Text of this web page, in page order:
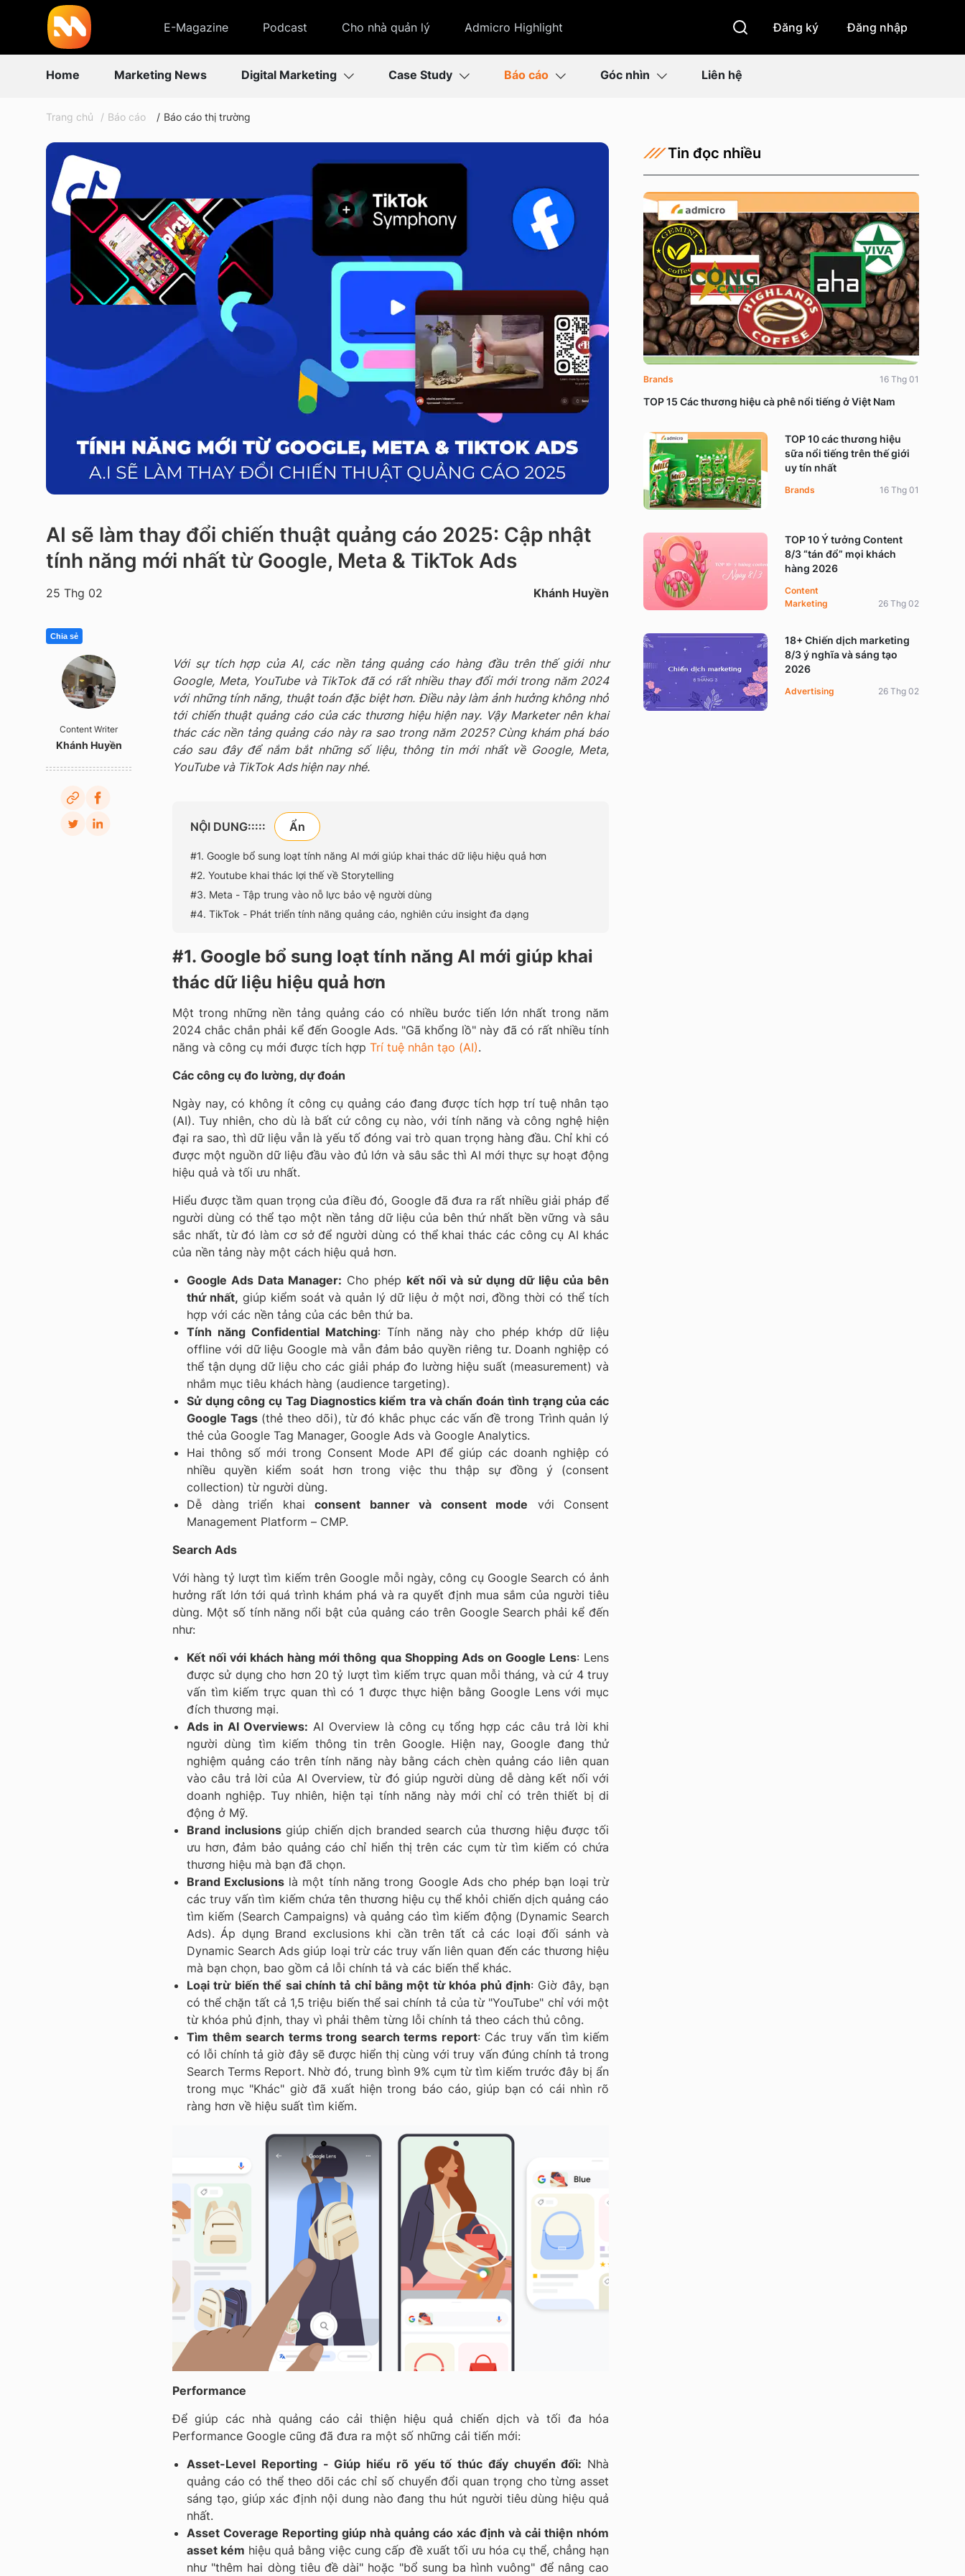
E-Magazine Podcast Cho nhà quản lý Admicro Highlight Đăng ký Đăng nhập
Home Marketing News Digital Marketing Case Study Báo cáo Góc nhìn Liên hệ
Trang chủ Báo cáo Báo cáo thị trường
AI sẽ làm thay đổi chiến thuật quảng cáo 2025: Cập nhật
tính năng mới nhất từ Google, Meta & TikTok Ads
Khánh Huyền
25 Thg 02
Chia sẻ
Content Writer
Khánh Huyền
Với sự tích hợp của AI, các nền tảng quảng cáo hàng đầu trên thế giới như
Google, Meta, YouTube và TikTok đã có rất nhiều thay đổi mới trong năm 2024
với những tính năng, thuật toán đặc biệt hơn. Điều này làm ảnh hưởng không nhỏ
tới chiến thuật quảng cáo của các thương hiệu hiện nay. Vậy Marketer nên khai
thác các nền tảng quảng cáo này ra sao trong năm 2025? Cùng khám phá báo
cáo sau đây để nắm bắt những số liệu, thông tin mới nhất về Google, Meta,
YouTube và TikTok Ads hiện nay nhé.
NỘI DUNG:::::
#1. Google bổ sung loạt tính năng AI mới giúp khai thác dữ liệu hiệu quả hơn
#2. Youtube khai thác lợi thế về Storytelling
#3. Meta - Tập trung vào nỗ lực bảo vệ người dùng
#4. TikTok - Phát triển tính năng quảng cáo, nghiên cứu insight đa dạng
#1. Google bổ sung loạt tính năng AI mới giúp khai
thác dữ liệu hiệu quả hơn
Một trong những nền tảng quảng cáo có nhiều bước tiến lớn nhất trong năm
2024 chắc chắn phải kể đến Google Ads. "Gã khổng lồ" này đã có rất nhiều tính
năng và công cụ mới được tích hợp Trí tuệ nhân tạo (AI).
Các công cụ đo lường, dự đoán
Ngày nay, có không ít công cụ quảng cáo đang được tích hợp trí tuệ nhân tạo
(AI). Tuy nhiên, cho dù là bất cứ công cụ nào, với tính năng và công nghệ hiện
đại ra sao, thì dữ liệu vẫn là yếu tố đóng vai trò quan trọng hàng đầu. Chỉ khi có
được một nguồn dữ liệu đầu vào đủ lớn và sâu sắc thì AI mới thực sự hoạt động
hiệu quả và tối ưu nhất.
Hiểu được tầm quan trọng của điều đó, Google đã đưa ra rất nhiều giải pháp để
người dùng có thể tạo một nền tảng dữ liệu của bên thứ nhất bền vững và sâu
sắc nhất, từ đó làm cơ sở để người dùng có thể khai thác các công cụ AI khác
của nền tảng này một cách hiệu quả hơn.
Google Ads Data Manager: Cho phép kết nối và sử dụng dữ liệu của bên
thứ nhất, giúp kiểm soát và quản lý dữ liệu ở một nơi, đồng thời có thể tích
hợp với các nền tảng của các bên thứ ba.
Tính năng Confidential Matching: Tính năng này cho phép khớp dữ liệu
offline với dữ liệu Google mà vẫn đảm bảo quyền riêng tư. Doanh nghiệp có
thể tận dụng dữ liệu cho các giải pháp đo lường hiệu suất (measurement) và
nhắm mục tiêu khách hàng (audience targeting).
Sử dụng công cụ Tag Diagnostics kiểm tra và chẩn đoán tình trạng của các
Google Tags(thẻ theo dõi), từ đó khắc phục các vấn đề trong Trình quản lý
thẻ của Google Tag Manager, Google Ads và Google Analytics.
Hai thông số mới trong Consent Mode API để giúp các doanh nghiệp có
nhiều quyền kiểm soát hơn trong việc thu thập sự đồng ý (consent
collection) từ người dùng.
Dễ dàng triển khai consent banner và consent mode với Consent
Management Platform – CMP.
Search Ads
Với hàng tỷ lượt tìm kiếm trên Google mỗi ngày, công cụ Google Search có ảnh
hưởng rất lớn tới quá trình khám phá và ra quyết định mua sắm của người tiêu
dùng. Một số tính năng nổi bật của quảng cáo trên Google Search phải kể đến
như:
Kết nối với khách hàng mới thông qua Shopping Ads on Google Lens: Lens
được sử dụng cho hơn 20 tỷ lượt tìm kiếm trực quan mỗi tháng, và cứ 4 truy
vấn tìm kiếm trực quan thì có 1 được thực hiện bằng Google Lens với mục
đích thương mại.
Ads in AI Overviews: AI Overview là công cụ tổng hợp các câu trả lời khi
người dùng tìm kiếm thông tin trên Google. Hiện nay, Google đang thử
nghiệm quảng cáo trên tính năng này bằng cách chèn quảng cáo liên quan
vào câu trả lời của AI Overview, từ đó giúp người dùng dễ dàng kết nối với
doanh nghiệp. Tuy nhiên, hiện tại tính năng này mới chỉ có trên thiết bị di
động ở Mỹ.
Brand inclusionsgiúp chiến dịch branded search của thương hiệu được tối
ưu hơn, đảm bảo quảng cáo chỉ hiển thị trên các cụm từ tìm kiếm có chứa
thương hiệu mà bạn đã chọn.
Brand Exclusions là một tính năng trong Google Ads cho phép bạn loại trừ
các truy vấn tìm kiếm chứa tên thương hiệu cụ thể khỏi chiến dịch quảng cáo
tìm kiếm (Search Campaigns) và quảng cáo tìm kiếm động (Dynamic Search
Ads). Áp dụng Brand exclusions khi cần trên tất cả các loại đối sánh và
Dynamic Search Ads giúp loại trừ các truy vấn liên quan đến các thương hiệu
mà bạn chọn, bao gồm cả lỗi chính tả và các biến thể khác.
Loại trừ biến thể sai chính tả chỉ bằng một từ khóa phủ định: Giờ đây, bạn
có thể chặn tất cả 1,5 triệu biến thể sai chính tả của từ "YouTube" chỉ với một
từ khóa phủ định, thay vì phải thêm từng lỗi chính tả theo cách thủ công.
Tìm thêm search terms trong search terms report: Các truy vấn tìm kiếm
có lỗi chính tả giờ đây sẽ được hiển thị cùng với truy vấn đúng chính tả trong
Search Terms Report. Nhờ đó, trung bình 9% cụm từ tìm kiếm trước đây bị ẩn
trong mục "Khác" giờ đã xuất hiện trong báo cáo, giúp bạn có cái nhìn rõ
ràng hơn về hiệu suất tìm kiếm.
Performance
Để giúp các nhà quảng cáo cải thiện hiệu quả chiến dịch và tối đa hóa
Performance Google cũng đã đưa ra một số những cải tiến mới:
Asset-Level Reporting - Giúp hiểu rõ yếu tố thúc đẩy chuyển đối: Nhà
quảng cáo có thể theo dõi các chỉ số chuyển đổi quan trọng cho từng asset
sáng tạo, giúp xác định nội dung nào đang thu hút người tiêu dùng hiệu quả
nhất.
Asset Coverage Reporting giúp nhà quảng cáo xác định và cải thiện nhóm
asset kém hiệu quả bằng việc cung cấp đề xuất tối ưu hóa cụ thể, chẳng hạn
như "thêm hai dòng tiêu đề dài" hoặc "bổ sung ba hình vuông" để nâng cao
Tin đọc nhiều
TOP 15 Các thương hiệu cà phê nổi tiếng ở Việt Nam
Brands 16 Thg 01
TOP 10 các thương hiệu
sữa nổi tiếng trên thế giới
uy tín nhất
Brands 16 Thg 01
TOP 10 Ý tưởng Content
8/3 “tán đổ” mọi khách
hàng 2026
Content
Marketing
26 Thg 02
18+ Chiến dịch marketing
8/3 ý nghĩa và sáng tạo
2026
Advertising 26 Thg 02